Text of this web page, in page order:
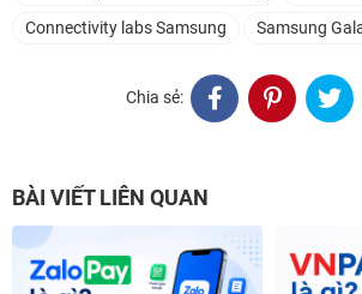
Connectivity labs Samsung
Samsung
Chia sẻ:
BÀI VIẾT LIÊN QUAN